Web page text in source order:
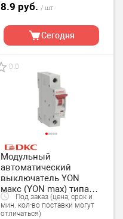
8.9 руб. / шт
Сегодня
0.0
Модульный
автоматический
выключатель YON
макс (YON max) типа
MD63, 1 полюс, хар-ка
C, 1А, 4,5кА DKC
Под заказ (цена, срок и
мин. кол-во поставки могут
отличаться)